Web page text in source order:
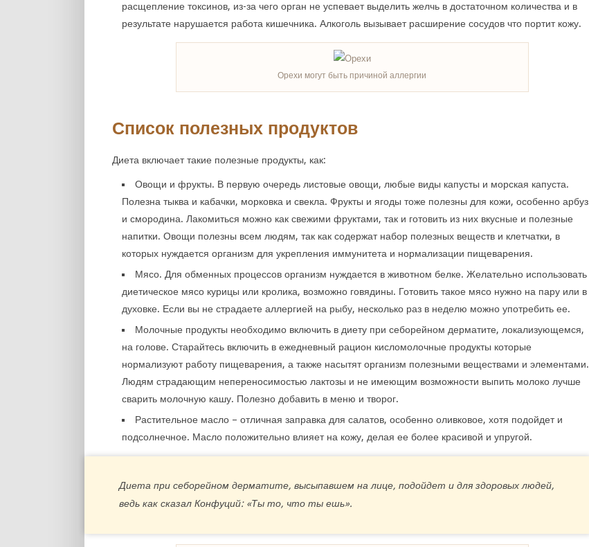
расщепление токсинов, из-за чего орган не успевает выделить желчь в достаточном количества и в
результате нарушается работа кишечника. Алкоголь вызывает расширение сосудов что портит кожу.
Орехи могут быть причиной аллергии
Список полезных продуктов
Диета включает такие полезные продукты, как:
Овощи и фрукты. В первую очередь листовые овощи, любые виды капусты и морская капуста.
Полезна тыква и кабачки, морковка и свекла. Фрукты и ягоды тоже полезны для кожи, особенно арбуз
и смородина. Лакомиться можно как свежими фруктами, так и готовить из них вкусные и полезные
напитки. Овощи полезны всем людям, так как содержат набор полезных веществ и клетчатки, в
которых нуждается организм для укрепления иммунитета и нормализации пищеварения.
Мясо. Для обменных процессов организм нуждается в животном белке. Желательно использовать
диетическое мясо курицы или кролика, возможно говядины. Готовить такое мясо нужно на пару или в
духовке. Если вы не страдаете аллергией на рыбу, несколько раз в неделю можно употребить ее.
Молочные продукты необходимо включить в диету при себорейном дерматите, локализующемся,
на голове. Старайтесь включить в ежедневный рацион кисломолочные продукты которые
нормализуют работу пищеварения, а также насытят организм полезными веществами и элементами.
Людям страдающим непереносимостью лактозы и не имеющим возможности выпить молоко лучше
сварить молочную кашу. Полезно добавить в меню и творог.
Растительное масло – отличная заправка для салатов, особенно оливковое, хотя подойдет и
подсолнечное. Масло положительно влияет на кожу, делая ее более красивой и упругой.
Диета при себорейном дерматите, высыпавшем на лице, подойдет и для здоровых людей,
ведь как сказал Конфуций: «Ты то, что ты ешь».